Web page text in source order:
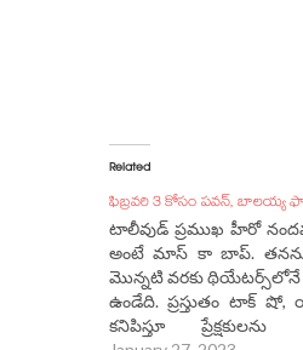
Related
ఫిబ్రవరి 3 కోసం పవన్, బాలయ్య
టాలీవుడ్ ప్రముఖ హీరో
అంటే మాస్ కా బాప్.
మొన్నటి వరకు థియేటర్స్‌లోనే
ఉండేది. ప్రస్తుతం టాక్
కనిపిస్తూ ప్రేక్షకులను